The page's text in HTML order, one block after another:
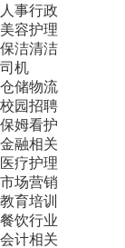
人事行政
美容护理
保洁清洁
司机
仓储物流
校园招聘
保姆看护
金融相关
医疗护理
市场营销
教育培训
餐饮行业
会计相关